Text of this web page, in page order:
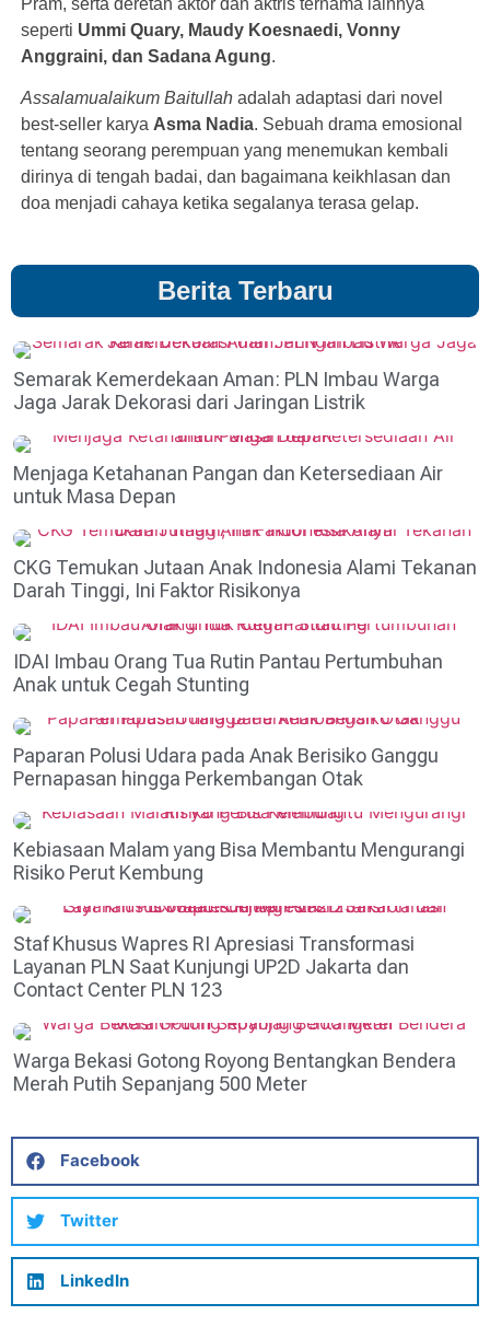
Pram, serta deretan aktor dan aktris ternama lainnya
seperti Ummi Quary, Maudy Koesnaedi, Vonny
Anggraini, dan Sadana Agung.
Assalamualaikum Baitullah adalah adaptasi dari novel
best-seller karya Asma Nadia. Sebuah drama emosional
tentang seorang perempuan yang menemukan kembali
dirinya di tengah badai, dan bagaimana keikhlasan dan
doa menjadi cahaya ketika segalanya terasa gelap.
Berita Terbaru
Semarak Kemerdekaan Aman: PLN Imbau Warga
Jaga Jarak Dekorasi dari Jaringan Listrik
Menjaga Ketahanan Pangan dan Ketersediaan Air
untuk Masa Depan
CKG Temukan Jutaan Anak Indonesia Alami Tekanan
Darah Tinggi, Ini Faktor Risikonya
IDAI Imbau Orang Tua Rutin Pantau Pertumbuhan
Anak untuk Cegah Stunting
Paparan Polusi Udara pada Anak Berisiko Ganggu
Pernapasan hingga Perkembangan Otak
Kebiasaan Malam yang Bisa Membantu Mengurangi
Risiko Perut Kembung
Staf Khusus Wapres RI Apresiasi Transformasi
Layanan PLN Saat Kunjungi UP2D Jakarta dan
Contact Center PLN 123
Warga Bekasi Gotong Royong Bentangkan Bendera
Merah Putih Sepanjang 500 Meter
Facebook
Twitter
LinkedIn